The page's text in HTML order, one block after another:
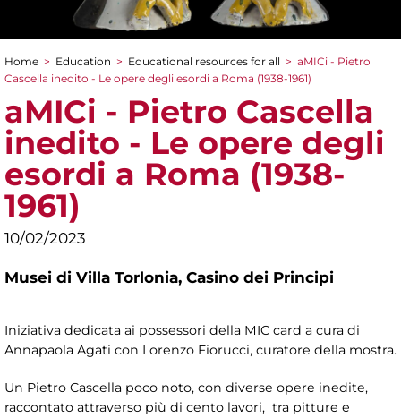
You are here
Home > Education > Educational resources for all > aMICi - Pietro
Cascella inedito - Le opere degli esordi a Roma (1938-1961)
aMICi - Pietro Cascella
inedito - Le opere degli
esordi a Roma (1938-
1961)
10/02/2023
Musei di Villa Torlonia, Casino dei Principi
Iniziativa dedicata ai possessori della MIC card a cura di
Annapaola Agati con Lorenzo Fiorucci, curatore della mostra.
Un Pietro Cascella poco noto, con diverse opere inedite,
raccontato attraverso più di cento lavori, tra pitture e